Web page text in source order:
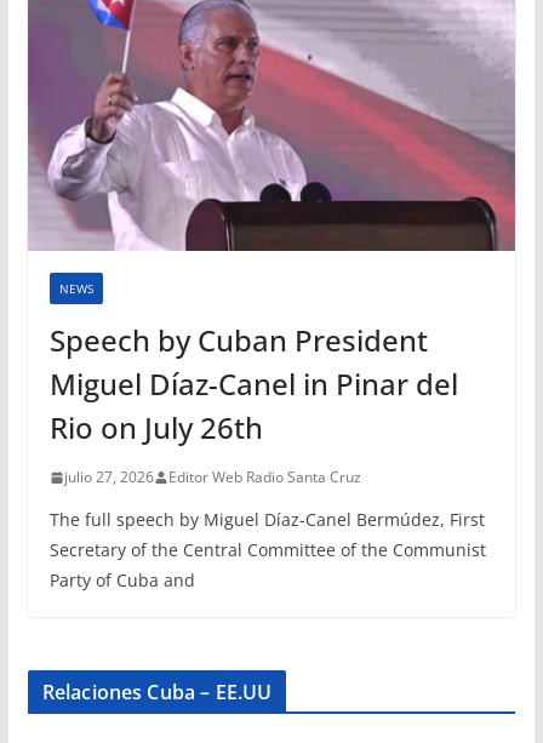
NEWS
Speech by Cuban President
Miguel Díaz-Canel in Pinar del
Rio on July 26th
julio 27, 2026 Editor Web Radio Santa Cruz
The full speech by Miguel Díaz-Canel Bermúdez, First
Secretary of the Central Committee of the Communist
Party of Cuba and
Relaciones Cuba – EE.UU